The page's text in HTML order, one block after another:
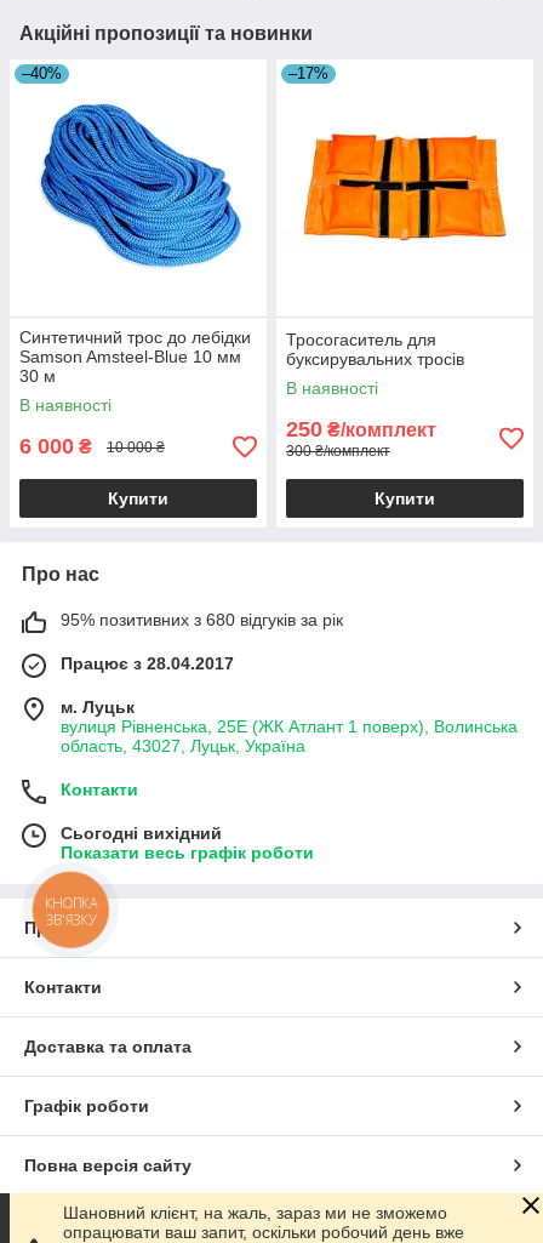
Акційні пропозиції та новинки
–40%
Синтетичний трос до лебідки
Samson Amsteel-Blue 10 мм
30 м
В наявності
6 000 ₴ 10 000 ₴
Купити
–17%
Тросогаситель для
буксирувальних тросів
В наявності
250 ₴/комплект
300 ₴/комплект
Купити
Про нас
95% позитивних з 680 відгуків за рік
Працює з 28.04.2017
м. Луцьк
вулиця Рівненська, 25Е (ЖК Атлант 1 поверх), Волинська
область, 43027, Луцьк, Україна
Контакти
Сьогодні вихідний
Показати весь графік роботи
Про нас
Контакти
Доставка та оплата
Графік роботи
Повна версія сайту
Сайт створено на маркетплейсіProm.ua
Шановний клієнт, на жаль, зараз ми не зможемо
опрацювати ваш запит, оскільки робочий день вже
КНОПКА
ЗВ'ЯЗКУ